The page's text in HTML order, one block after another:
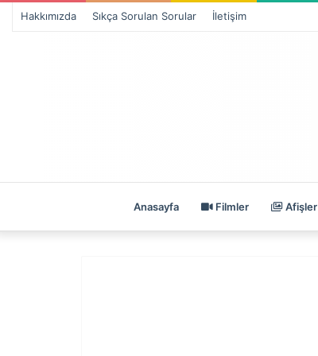
Hakkımızda Sıkça Sorulan Sorular İletişim
Anasayfa Filmler Afişler